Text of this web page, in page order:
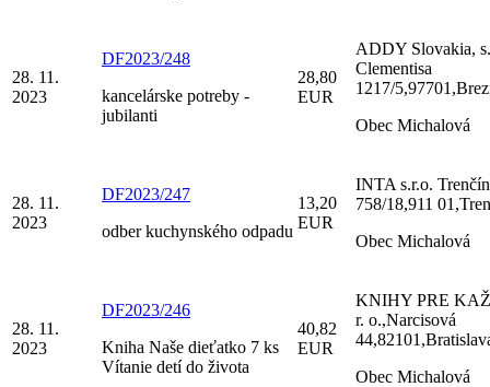
28. 11.
2023
DF2023/248
kancelárske potreby -
jubilanti
28,80
EUR
ADDY Slovakia,
Clementisa
1217/
Obec Michalová
28. 11.
2023
DF2023/247
odber kuchynského odpadu
13,20
EUR
INTA s.r.o.
758/18,911
Obec Michalová
28. 11.
2023
DF2023/246
Kniha Naše dieťatko 7 ks
Vítanie detí do života
40,82
EUR
KNIHY PRE
r. o.,Narcisová
Obec Michalová